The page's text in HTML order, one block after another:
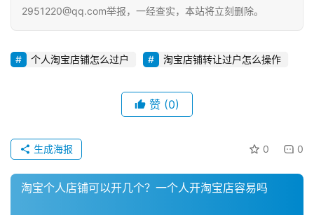
2951220@qq.com举报，一经查实，本站将立刻删除。
个人淘宝店铺怎么过户 淘宝店铺转让过户怎么操作
赞 (0)
0 0
生成海报
淘宝个人店铺可以开几个？一个人开淘宝店容易吗